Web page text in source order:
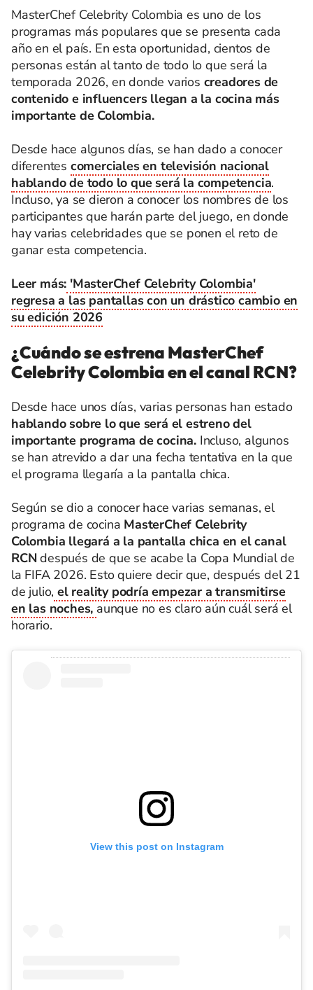
MasterChef Celebrity Colombia es uno de los
programas más populares que se presenta cada
año en el país. En esta oportunidad, cientos de
personas están al tanto de todo lo que será la
temporada 2026, en donde varios creadores de
contenido e influencers llegan a la cocina más
importante de Colombia.
Desde hace algunos días, se han dado a conocer
diferentes comerciales en televisión nacional
hablando de todo lo que será la competencia.
Incluso, ya se dieron a conocer los nombres de los
participantes que harán parte del juego, en donde
hay varias celebridades que se ponen el reto de
ganar esta competencia.
Leer más: 'MasterChef Celebrity Colombia'
regresa a las pantallas con un drástico cambio en
su edición 2026
¿Cuándo se estrena MasterChef
Celebrity Colombia en el canal RCN?
Desde hace unos días, varias personas han estado
hablando sobre lo que será el estreno del
importante programa de cocina. Incluso, algunos
se han atrevido a dar una fecha tentativa en la que
el programa llegaría a la pantalla chica.
Según se dio a conocer hace varias semanas, el
programa de cocina MasterChef Celebrity
Colombia llegará a la pantalla chica en el canal
RCN después de que se acabe la Copa Mundial de
la FIFA 2026. Esto quiere decir que, después del 21
de julio, el reality podría empezar a transmitirse
en las noches, aunque no es claro aún cuál será el
horario.
View this post on Instagram